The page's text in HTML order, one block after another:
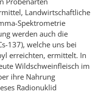
Landwirtschaftliche
Spektrometrie
werden auch die
137), welche uns bei
erreichten, ermittelt. In
Wildschweinfleisch im
ihre Nahrung
Radionuklid